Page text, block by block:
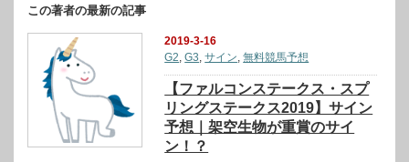
この著者の最新の記事
2019-3-16
G2 ,G3 ,サイン ,無料競馬予想
【ファルコンステークス・スプ
リングステークス2019】サイン
予想｜架空生物が重賞のサイ
ン！？